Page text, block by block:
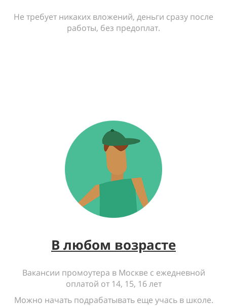
Не требует никаких вложений, деньги сразу после
работы, без предоплат.
В любом возрасте
Вакансии промоутера в Москве с ежедневной
оплатой от 14, 15, 16 лет
Можно начать подрабатывать еще учась в школе.